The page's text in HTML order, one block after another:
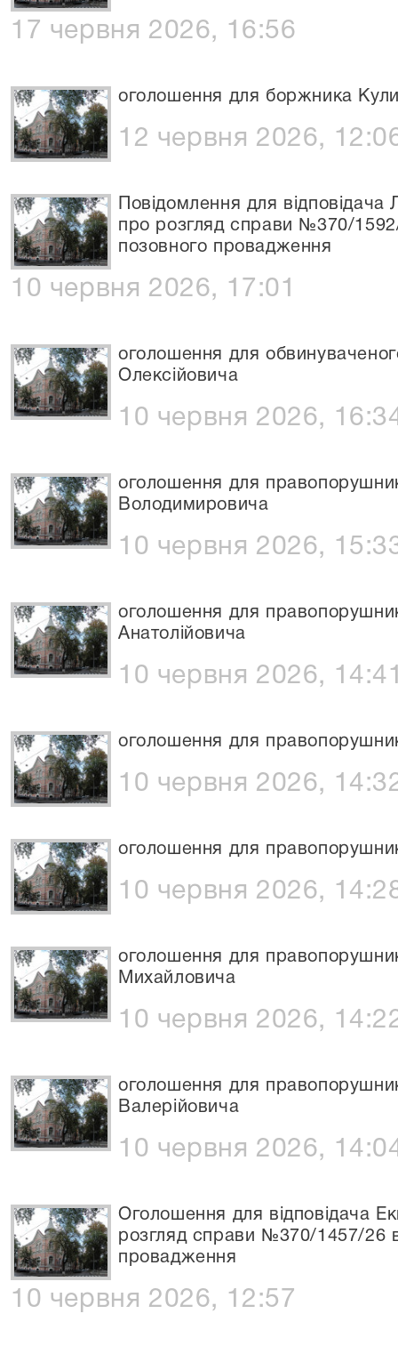
17 червня 2026, 16:56
оголошення для боржника
12 червня 2026,
Повідомлення для
про розгляд справи №370/
позовного провадження
10 червня 2026, 17:01
оголошення для
Олексійовича
10 червня 2026,
оголошення для
Володимировича
10 червня 2026,
оголошення для
Анатолійовича
10 червня 2026,
оголошення для
10 червня 2026,
оголошення для
10 червня 2026,
оголошення для
Михайловича
10 червня 2026,
оголошення для
Валерійовича
10 червня 2026,
Оголошення для відповідача
розгляд справи №370/1457/26
провадження
10 червня 2026, 12:57